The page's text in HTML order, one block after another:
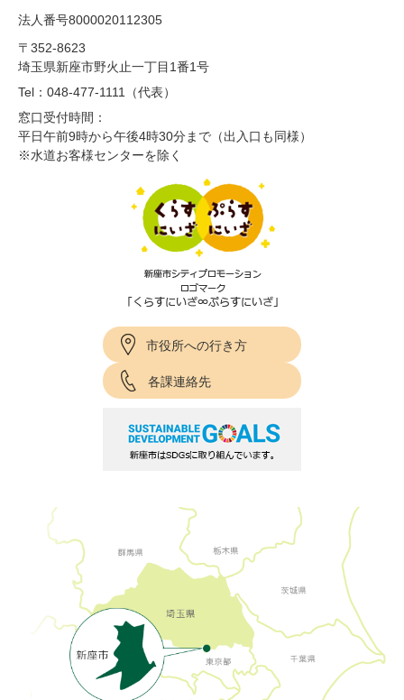
法人番号8000020112305
〒352-8623
埼玉県新座市野火止一丁目1番1号
Tel：048-477-1111（代表）
窓口受付時間：
平日午前9時から午後4時30分まで（出入口も同様）
※水道お客様センターを除く
市役所への行き方
各課連絡先